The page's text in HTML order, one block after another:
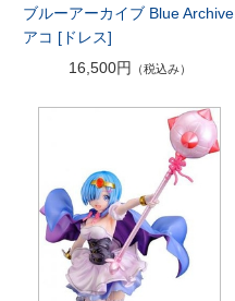
ブルーアーカイブ Blue Archive
アコ [ドレス]
16,500円
（税込み）